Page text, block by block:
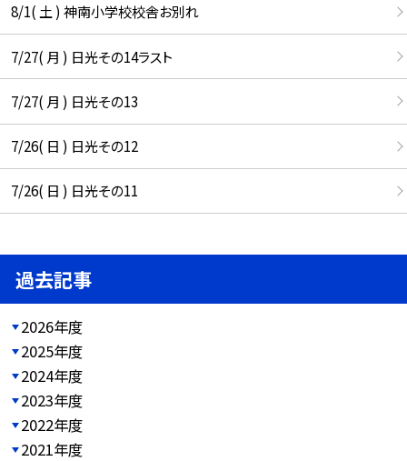
8/1( 土 ) 神南小学校校舎お別れ
7/27( 月 ) 日光その14ラスト
7/27( 月 ) 日光その13
7/26( 日 ) 日光その12
7/26( 日 ) 日光その11
過去記事
2026年度
2025年度
2024年度
2023年度
2022年度
2021年度